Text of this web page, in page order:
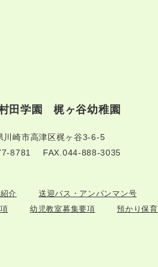
田学園 梶ヶ谷幼稚園
川崎市高津区梶ヶ谷3-6-5
8781
FAX.044-888-3035
介 送迎バス・アンパンマン号
幼児教室募集要項 預かり保育